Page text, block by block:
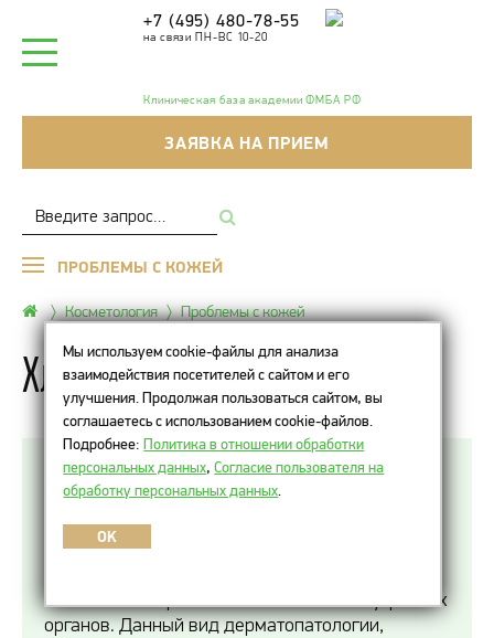
+7 (495) 480-78-55
на связи ПН-ВС 10-20
Клиническая база академии ФМБА РФ
ЗАЯВКА НА ПРИЕМ
ПРОБЛЕМЫ С КОЖЕЙ
Косметология Проблемы с кожей
Хлоазма
Появление пигментных пятен всегда было
серьезной косметической проблемой для
женщины. Доставляя эстетический дискомфорт,
хлоазма, как одно из множества проявлений
каком-либо серьезном заболевании внутренних
органов. Данный вид дерматопатологии,
Мы используем cookie-файлы для анализа
взаимодействия посетителей с сайтом и его
улучшения. Продолжая пользоваться сайтом, вы
соглашаетесь с использованием cookie-файлов.
Подробнее:Политика в отношении обработки
персональных данных,Согласие пользователя на
обработку персональных данных
OK